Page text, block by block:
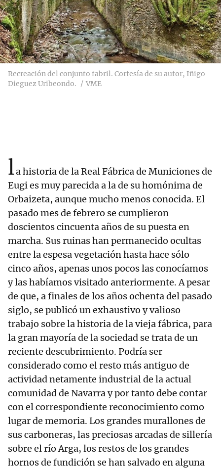
Recreación del conjunto fabril. Cortesía de su autor, Iñigo
Dieguez Uribeondo.
VME
la historia de la Real Fábrica de Municiones de
Eugi es muy parecida a la de su homónima de
Orbaizeta, aunque mucho menos conocida. El
pasado mes de febrero se cumplieron
doscientos cincuenta años de su puesta en
marcha. Sus ruinas han permanecido ocultas
entre la espesa vegetación hasta hace sólo
cinco años, apenas unos pocos las conocíamos
y las habíamos visitado anteriormente. A pesar
de que, a finales de los años ochenta del pasado
siglo, se publicó un exhaustivo y valioso
trabajo sobre la historia de la vieja fábrica, para
la gran mayoría de la sociedad se trata de un
reciente descubrimiento. Podría ser
considerado como el resto más antiguo de
actividad netamente industrial de la actual
comunidad de Navarra y por tanto debe contar
con el correspondiente reconocimiento como
lugar de memoria. Los grandes murallones de
sus carboneras, las preciosas arcadas de sillería
sobre el río Arga, los restos de los grandes
hornos de fundición se han salvado en alguna